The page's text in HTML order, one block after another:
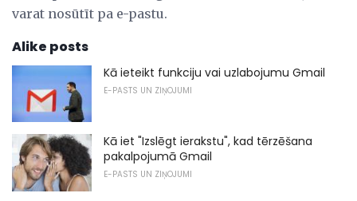
varat nosūtīt pa e-pastu.
Alike posts
Kā ieteikt funkciju vai uzlabojumu Gmail
E-PASTS UN ZIŅOJUMI
Kā iet "Izslēgt ierakstu", kad tērzēšana
pakalpojumā Gmail
E-PASTS UN ZIŅOJUMI